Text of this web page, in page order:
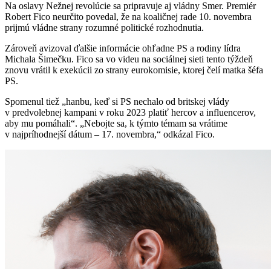
Na oslavy Nežnej revolúcie sa pripravuje aj vládny Smer. Premiér
Robert Fico neurčito povedal, že na koaličnej rade 10. novembra
prijmú vládne strany rozumné politické rozhodnutia.
Zároveň avizoval ďalšie informácie ohľadne PS a rodiny lídra
Michala Šimečku. Fico sa vo videu na sociálnej sieti tento týždeň
znovu vrátil k exekúcii zo strany eurokomisie, ktorej čelí matka šéfa
PS.
Spomenul tiež „hanbu, keď si PS nechalo od britskej vlády
v predvolebnej kampani v roku 2023 platiť hercov a influencerov,
aby mu pomáhali“. „Nebojte sa, k týmto témam sa vrátime
v najpríhodnejší dátum – 17. novembra,“ odkázal Fico.